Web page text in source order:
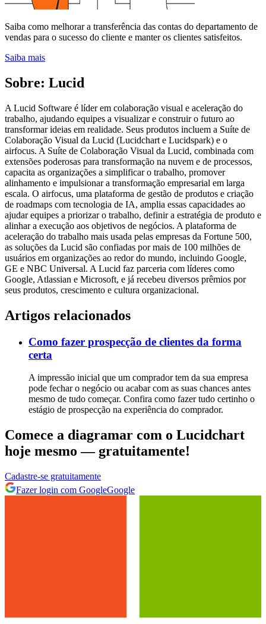
Saiba como melhorar a transferência das contas do departamento de
vendas para o sucesso do cliente e manter os clientes satisfeitos.
Saiba mais
Sobre: Lucid
A Lucid Software é líder em colaboração visual e aceleração do
trabalho, ajudando equipes a visualizar e construir o futuro ao
transformar ideias em realidade. Seus produtos incluem a Suíte de
Colaboração Visual da Lucid (Lucidchart e Lucidspark) e o
airfocus. A Suíte de Colaboração Visual da Lucid, combinada com
extensões poderosas para transformação na nuvem e de processos,
capacita as organizações a simplificar o trabalho, promover
alinhamento e impulsionar a transformação empresarial em larga
escala. O airfocus, uma plataforma de gestão de produtos e criação
de roadmaps com tecnologia de IA, amplia essas capacidades ao
ajudar equipes a priorizar o trabalho, definir a estratégia de produto e
alinhar a execução aos objetivos de negócios. A plataforma de
aceleração do trabalho mais usada pelas empresas da Fortune 500,
as soluções da Lucid são confiadas por mais de 100 milhões de
usuários em organizações ao redor do mundo, incluindo Google,
GE e NBC Universal. A Lucid faz parceria com líderes como
Google, Atlassian e Microsoft, e já recebeu diversos prêmios por
seus produtos, crescimento e cultura organizacional.
Artigos relacionados
Como fazer prospecção de clientes da forma
certa
A impressão inicial que um comprador tem da sua empresa
pode fechar o negócio ou acabar com as suas chances antes
mesmo de tudo começar. Confira como fazer tudo certinho o
estágio de prospecção na experiência do comprador.
Comece a diagramar com o Lucidchart
hoje mesmo — gratuitamente!
Cadastre‐se gratuitamente
Fazer login com GoogleGoogle